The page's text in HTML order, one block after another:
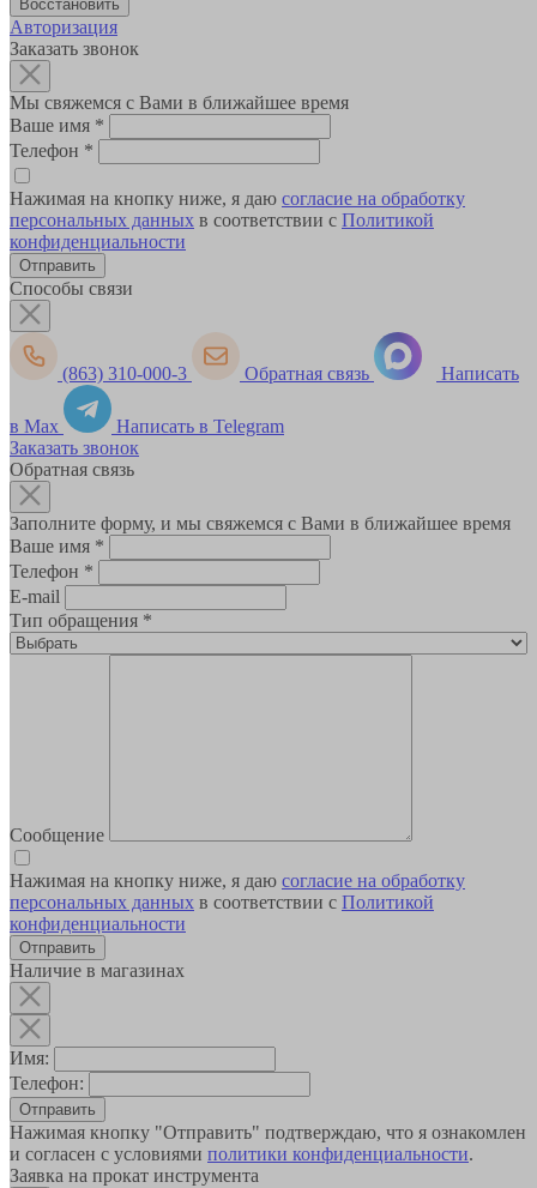
Авторизация
Заказать звонок
Мы свяжемся с Вами в ближайшее время
Ваше имя *
Телефон *
Нажимая на кнопку ниже, я даю согласие на обработку
персональных данных в соответствии с Политикой
конфиденциальности
Способы связи
(863) 310-000-3 Обратная связь Написать
в Max
Написать в Telegram
Заказать звонок
Обратная связь
Заполните форму, и мы свяжемся с Вами в ближайшее время
Ваше имя *
Телефон *
E-mail
Тип обращения *
Сообщение
Нажимая на кнопку ниже, я даю согласие на обработку
персональных данных в соответствии с Политикой
конфиденциальности
Наличие в магазинах
Имя:
Телефон:
Отправить
Нажимая кнопку "Отправить" подтверждаю, что я ознакомлен
и согласен с условиями политики конфиденциальности.
Заявка на прокат инструмента